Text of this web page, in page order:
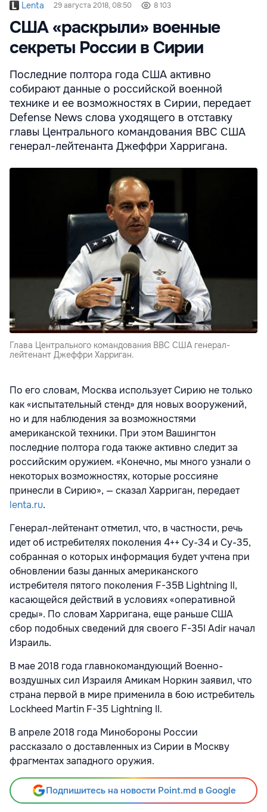
Lenta 29 августа 2018, 08:50 8 103
США «раскрыли» военные
секреты России в Сирии
Последние полтора года США активно
собирают данные о российской военной
технике и ее возможностях в Сирии, передает
Defense News слова уходящего в отставку
главы Центрального командования ВВС США
генерал-лейтенанта Джеффри Харригана.
Глава Центрального командования ВВС США генерал-
лейтенант Джеффри Харриган.
По его словам, Москва использует Сирию не только
как «испытательный стенд» для новых вооружений,
но и для наблюдения за возможностями
американской техники. При этом Вашингтон
последние полтора года также активно следит за
российским оружием. «Конечно, мы много узнали о
некоторых возможностях, которые россияне
принесли в Сирию», — сказал Харриган, передает
lenta.ru.
Генерал-лейтенант отметил, что, в частности, речь
идет об истребителях поколения 4++ Су-34 и Су-35,
собранная о которых информация будет учтена при
обновлении базы данных американского
истребителя пятого поколения F-35B Lightning II,
касающейся действий в условиях «оперативной
среды». По словам Харригана, еще раньше США
сбор подобных сведений для своего F-35I Adir начал
Израиль.
В мае 2018 года главнокомандующий Военно-
воздушных сил Израиля Амикам Норкин заявил, что
страна первой в мире применила в бою истребитель
Lockheed Martin F-35 Lightning II.
В апреле 2018 года Минобороны России
рассказало о доставленных из Сирии в Москву
фрагментах западного оружия.
Подпишитесь на новости Point.md в Google